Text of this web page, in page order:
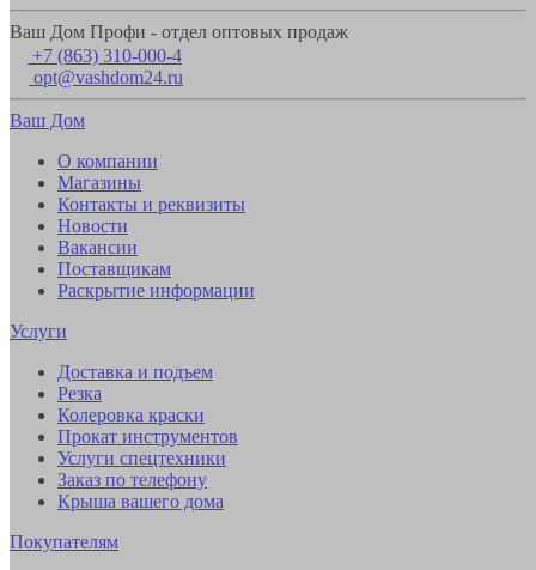
Ваш Дом Профи - отдел оптовых продаж
+7 (863) 310-000-4
opt@vashdom24.ru
Ваш Дом
О компании
Магазины
Контакты и реквизиты
Новости
Вакансии
Поставщикам
Раскрытие информации
Услуги
Доставка и подъем
Резка
Колеровка краски
Прокат инструментов
Услуги спецтехники
Заказ по телефону
Крыша вашего дома
Покупателям